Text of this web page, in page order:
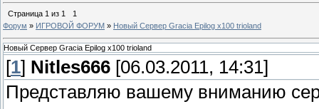
Страница 1 из 1
1
Форум » ИГРОВОЙ ФОРУМ » Новый Сервер Gracia Epilog x100 trioland
Новый Сервер Gracia Epilog x100 trioland
[1] Nitles666 [06.03.2011, 14:31]
Представляю вашему вниманию